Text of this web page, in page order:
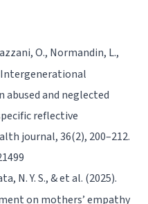
O., Normandin, L.,
Intergenerational
and neglected
reflective
journal, 36(2), 200–212.
N. Y. S., & et al. (2025).
on mothers’ empathy